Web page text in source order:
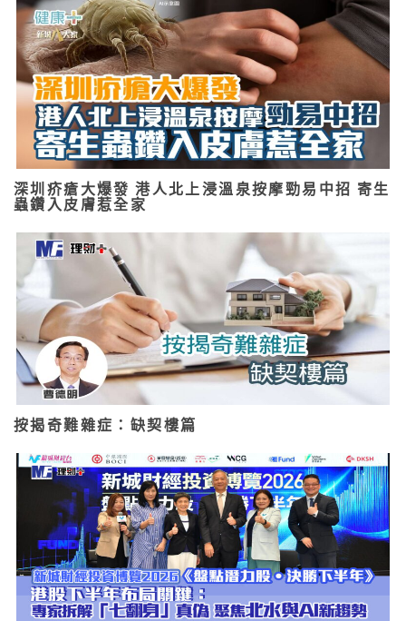
深圳疥瘡大爆發 港人北上浸溫泉按摩勁易中招 寄生
蟲鑽入皮膚惹全家
按揭奇難雜症：缺契樓篇